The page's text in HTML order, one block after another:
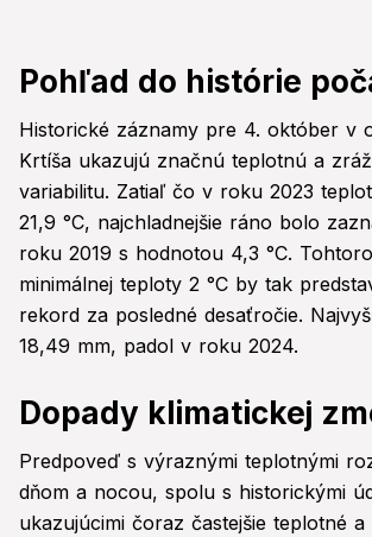
Pohľad do histórie
Historické záznamy pre 4. október v
Krtíša ukazujú značnú teplotnú a
variabilitu. Zatiaľ čo v roku 2023
21,9 °C, najchladnejšie ráno bolo
roku 2019 s hodnotou 4,3 °C.
minimálnej teploty 2 °C by tak
rekord za posledné desaťročie.
18,49 mm, padol v roku 2024.
Dopady klimatickej
Predpoveď s výraznými teplotnými
dňom a nocou, spolu s historickými
ukazujúcimi čoraz častejšie teplotné